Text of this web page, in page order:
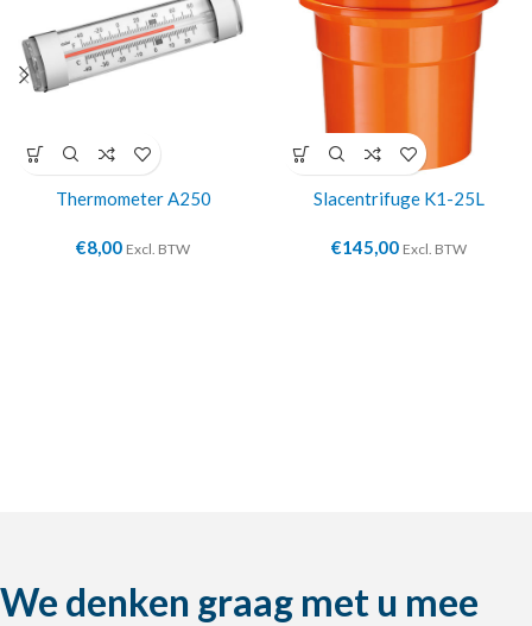
Thermometer A250
€8,00 Excl. BTW
Slacentrifuge K1-25L
€145,00 Excl. BTW
We denken graag met u mee